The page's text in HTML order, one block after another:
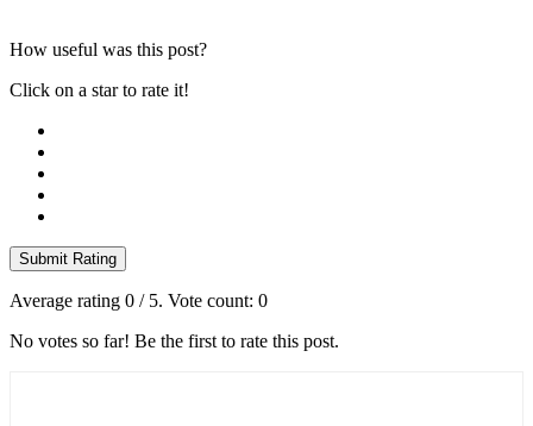
How useful was this post?
Click on a star to rate it!
Submit Rating
Average rating 0 / 5. Vote count: 0
No votes so far! Be the first to rate this post.